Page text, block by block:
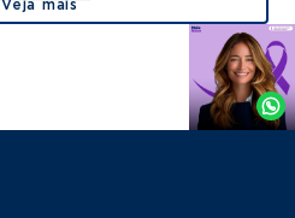
Veja mais
Agende
Whatsapp